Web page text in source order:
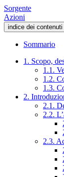
Sorgente
Azioni
indice dei contenuti
Sommario
1. Scopo,
1.1.
1.2.
1.3.
2.
2.1.
2.2.
2.3.